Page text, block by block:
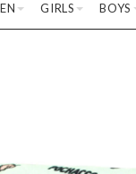
GIRLS BOYS